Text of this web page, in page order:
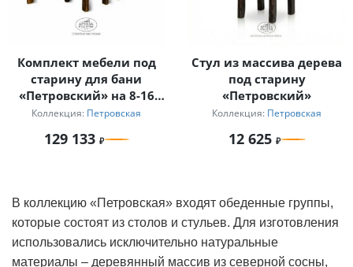
Комплект мебели под
старину для бани
«Петровский» на 8-16
персон
Коллекция: Петровская
129 133
Стул из массива дерева
под старину
«Петровский»
Коллекция: Петровская
12 625
В коллекцию «Петровская» входят обеденные группы,
которые состоят из столов и стульев. Для изготовления
использовались исключительно натуральные
материалы – деревянный массив из северной сосны,